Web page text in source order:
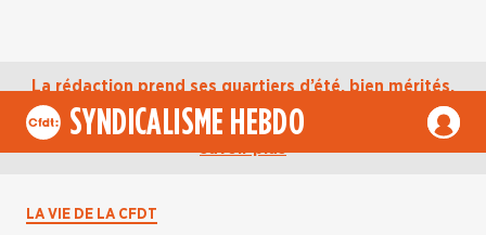
La rédaction prend ses quartiers d’été, bien mérités,
jusqu’au mardi 1er septembre. D’ici là, retrouvez
l’actualité de la CFDT sur notre compte Bluesky. En
SYNDICALISME HEBDO
LA VIE DE LA CFDT